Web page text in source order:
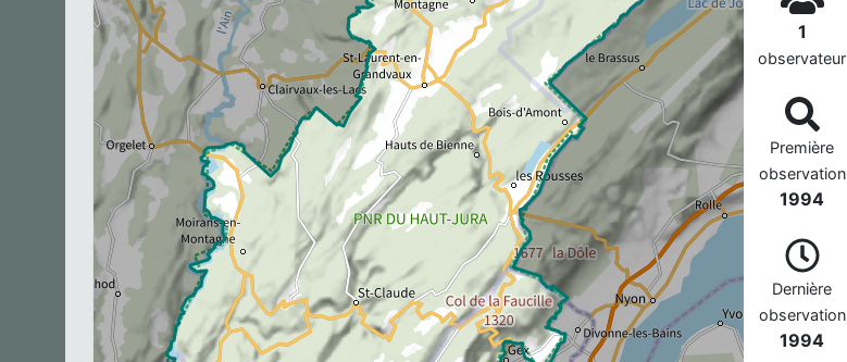
1
observateur
Première
observation
1994
Dernière
observation
1994